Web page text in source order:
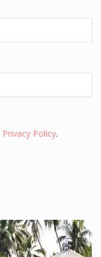
Privacy Policy.